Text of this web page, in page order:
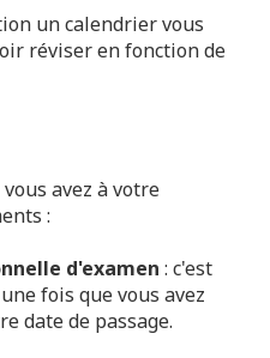
un calendrier vous
réviser en fonction de
vous avez à votre
:
d'examen : c'est
fois que vous avez
date de passage.